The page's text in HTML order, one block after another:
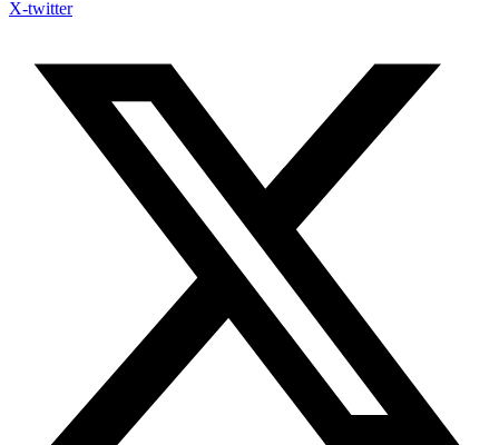
X-twitter